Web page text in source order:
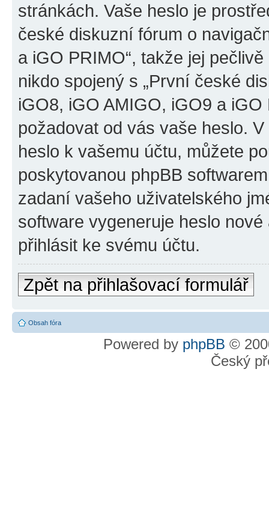
stránkách. Vaše heslo je
české diskuzní fórum o
a iGO PRIMO“, takže jej
nikdo spojený s „První české
iGO8, iGO AMIGO, iGO9 a
požadovat od vás vaše heslo.
heslo k vašemu účtu, můžete
poskytovanou phpBB
zadaní vašeho uživatelského
software vygeneruje heslo
přihlásit ke svému účtu.
Zpět na přihlašovací formulář
Obsah fóra
Powered by phpBB ©
Český